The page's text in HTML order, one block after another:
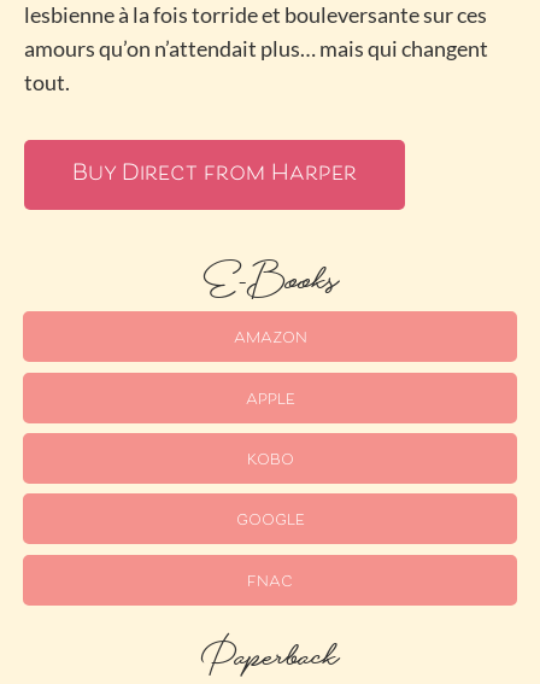
lesbienne à la fois torride et bouleversante sur ces
amours qu’on n’attendait plus… mais qui changent
tout.
Buy Direct from Harper
E-Books
AMAZON
APPLE
KOBO
GOOGLE
FNAC
Paperback